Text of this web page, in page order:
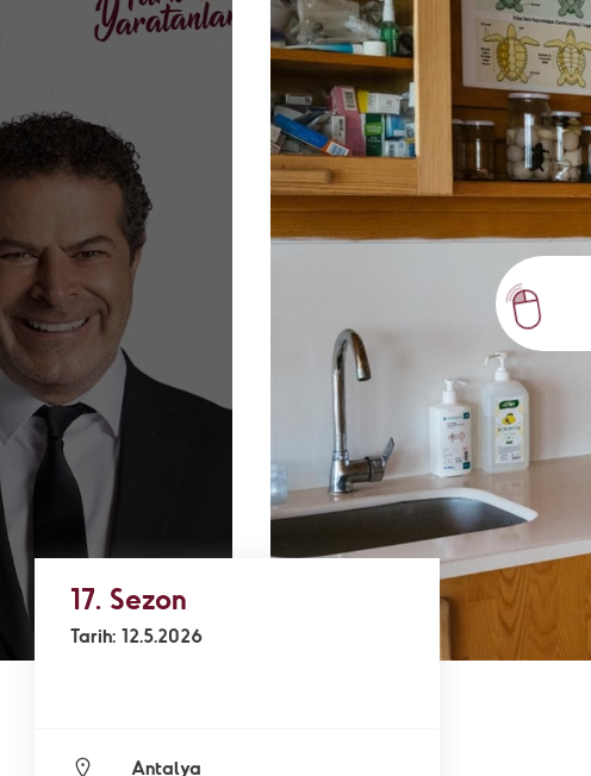
17. Sezon
Tarih: 12.5.2026
Antalya